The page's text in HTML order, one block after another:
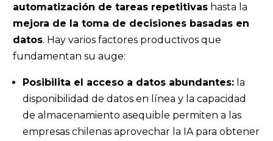
automatización de tareas repetitivas hasta la
mejora de la toma de decisiones basadas en
datos. Hay varios factores productivos que
fundamentan su auge:
Posibilita el acceso a datos abundantes: la
disponibilidad de datos en línea y la capacidad
de almacenamiento asequible permiten a las
empresas chilenas aprovechar la IA para obtener